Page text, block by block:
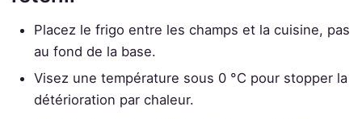
Placez le frigo entre les champs et la cuisine, pas
au fond de la base.
Visez une température sous 0 °C pour stopper la
détérioration par chaleur.